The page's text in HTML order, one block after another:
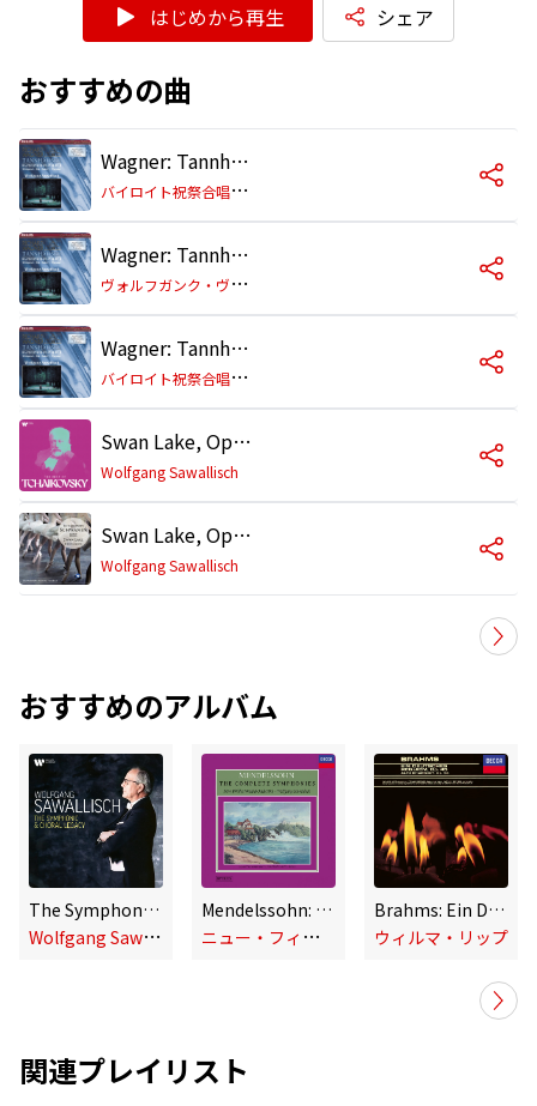
はじめから再生 シェア
おすすめの曲
Wagner: Tannhäuser: Overture - Act I: "Naht euch dem Strande" (Venusberg Music)
バ
イロイト祝祭合唱団/バイロイト祝祭管弦楽団/ヴォルフガング・サヴァリッシュ
Wagner: Tannhäuser / Act 1: "Geliebter, sag, wo weilt dein Sinn?"
ヴ
ォルフガンク・ヴィントガッセン/グレース・バンブリー/バイロイト祝祭管弦楽団/ヴォルフガング・サヴァリッシュ
Wagner: Tannhäuser / Act 2: "Freudig begrüßen wir die edle Halle"
バ
イロイト祝祭合唱団/バイロイト祝祭管弦楽団/ヴォルフガング・サヴァリッシュ
Swan Lake, Op. 20, Act 1: No. 2, Waltz
Wolfgang Sawallisch
Swan Lake, Op. 20, Act 2: No. 10, Scene. Moderato
Wolfgang Sawallisch
おすすめのアルバム
The Symphonic & Choral Legacy
W
olfgang Sawallisch
Mendelssohn: The Complete Symphonies
ニ
ュー・フィルハーモニア管弦楽団
Brahms: Ein Deutsches Requiem, Op. 45; Alto Rhapsody; Schicksalslied; Academic Festival Overture; Tragic Overture; St Anthony Variations
ウィルマ・リップ
関連プレイリスト